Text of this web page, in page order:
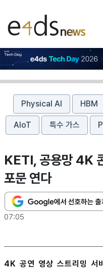
Physical AI HBM
AIoT 특수 가스
KETI, 공용망 4K
포문 연다
07:05
4K 공연 영상 스트리밍 서